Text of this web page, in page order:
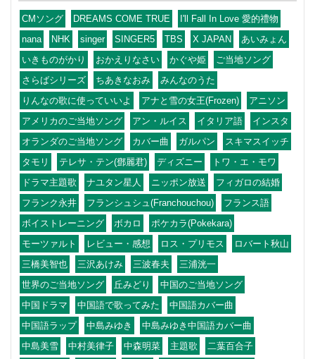
CMソング DREAMS COME TRUE
I'll Fall In Love 愛的禮物
nana
NHK singer SINGER5 TBS X JAPAN
あいみょん
いきものがかり
おかえりなさい かぐや姫
ご当地ソング
さらばシリーズ
ちあきなおみ
みんなのうた
りんなの歌に使っていいよ
アナと雪の女王(Frozen)
アニソン
アメリカのご当地ソング
アン・ルイス イタリア語
インスタ
オランダのご当地ソング
カバー曲 ガルパン
スキマスイッチ
タモリ
テレサ・テン(鄧麗君) ディズニー
トワ・エ・モワ
ドラマ主題歌
ナユタン星人 ニッポン放送
フィガロの結婚
フランク永井
フランシュシュ(Franchouchou)
フランス語
ボイストレーニング
ボカロ
ポケカラ(Pokekara)
モーツァルト
レビュー・感想 ロス・プリモス
ロバート秋山
三橋美智也
三沢あけみ 三波春夫
三浦洸一
世界のご当地ソング
丘みどり
中国のご当地ソング
中国ドラマ
中国語で歌ってみた
中国語カバー曲
中国語ラップ
中島みゆき
中島みゆき中国語カバー曲
中島美雪
中村美律子 中森明菜 主題歌
二葉百合子